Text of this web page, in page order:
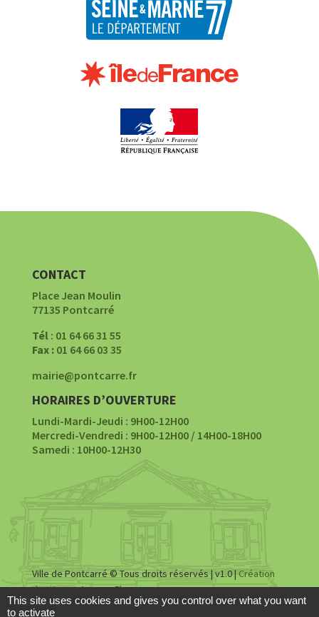
CONTACT
Place Jean Moulin
77135 Pontcarré
Tél: 01 64 66 31 55
Fax :01 64 66 03 35
mairie@pontcarre.fr
HORAIRES D’OUVERTURE
Lundi-Mardi-Jeudi : 9H00-12H00
Mercredi-Vendredi : 9H00-12H00 / 14H00-18H00
Samedi : 10H00-12H30
Ville de Pontcarré © Tous droits réservés | v1.0 | Création
du site par Agence Fluence
This site uses cookies and gives you control over what you want
to activate